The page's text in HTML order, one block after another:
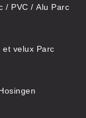
/ PVC / Alu Parc
velux Parc